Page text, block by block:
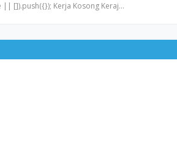
[]).push({}); Kerja Kosong Keraj…